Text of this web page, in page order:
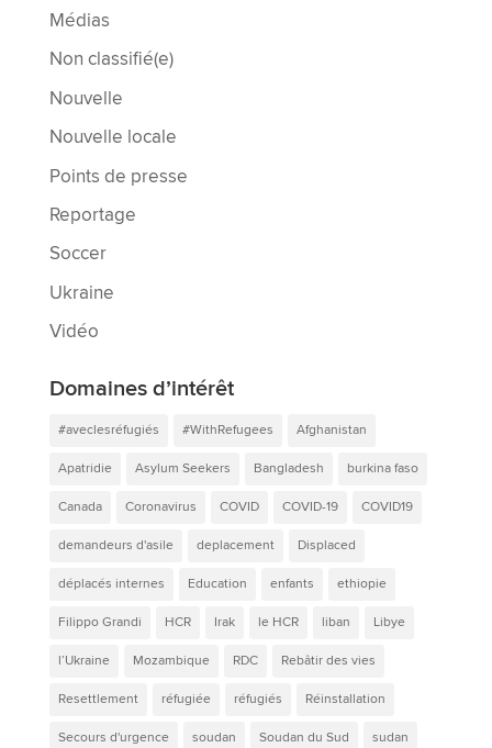
Médias
Non classifié(e)
Nouvelle
Nouvelle locale
Points de presse
Reportage
Soccer
Ukraine
Vidéo
Domaines d’intérêt
#aveclesréfugiés #WithRefugees Afghanistan
Apatridie Asylum Seekers Bangladesh burkina faso
Canada Coronavirus COVID COVID-19 COVID19
demandeurs d'asile deplacement Displaced
déplacés internes Education enfants ethiopie
Filippo Grandi HCR Irak le HCR liban Libye
l’Ukraine Mozambique RDC Rebâtir des vies
Resettlement réfugiée réfugiés Réinstallation
Secours d'urgence soudan Soudan du Sud sudan